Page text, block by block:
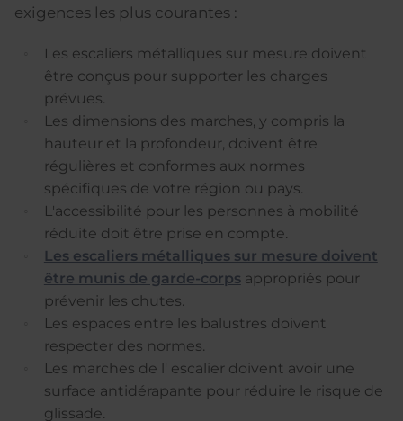
exigences les plus courantes :
Les escaliers métalliques sur mesure doivent
être conçus pour supporter les charges
prévues.
Les dimensions des marches, y compris la
hauteur et la profondeur, doivent être
régulières et conformes aux normes
spécifiques de votre région ou pays.
L'accessibilité pour les personnes à mobilité
réduite doit être prise en compte.
Les escaliers métalliques sur mesure doivent
être munis de garde-corpsappropriés pour
prévenir les chutes.
Les espaces entre les balustres doivent
respecter des normes.
Les marches de l' escalier doivent avoir une
surface antidérapante pour réduire le risque de
glissade.